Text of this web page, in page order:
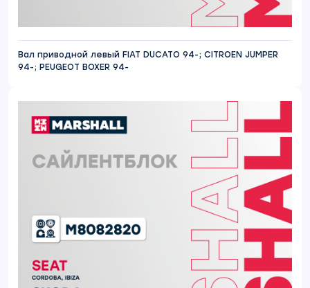
Вал приводной левый FIAT DUCATO 94-; CITROEN JUMPER
94-; PEUGEOT BOXER 94-